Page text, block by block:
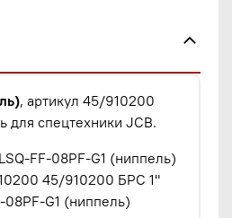
, артикул 45/910200
для спецтехники JCB.
FF-08PF-G1 (ниппель)
45/910200 БРС 1"
08PF-G1 (ниппель)